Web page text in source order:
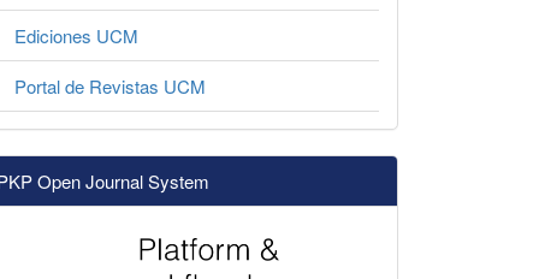
Ediciones UCM
Portal de Revistas UCM
Open Journal System